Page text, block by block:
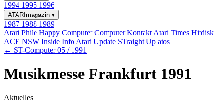
1994 1995 1996
ATARImagazin ▾
1987 1988 1989
Atari Phile Happy ComputerComputer Kontakt Atari Times Hitdisk
ACE NSW Inside Info Atari Update STraight Up atos
← ST-Computer 05 / 1991
Musikmesse Frankfurt 1991
Aktuelles